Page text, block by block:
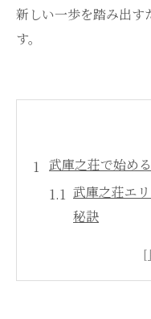
新しい一歩を踏み出す
す。
武庫之荘で始め
武庫之荘エ
秘訣